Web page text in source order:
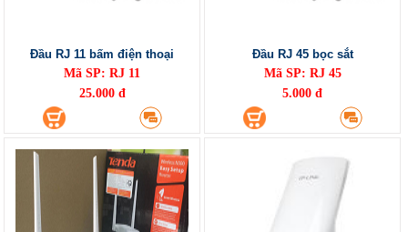
Đầu RJ 11 bấm điện thoại
Mã SP: RJ 11
25.000 đ
Đầu RJ 45 bọc sắt
Mã SP: RJ 45
5.000 đ